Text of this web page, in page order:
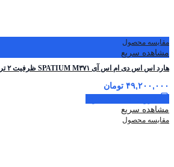
مقایسه محصول
مشاهده سریع
هارد اس اس دی ام اس آی SPATIUM M۳۷۱ ظرفیت ۲ ترابایت
۴۹,۲۰۰,۰۰۰ تومان
مشاهده سریع
مقایسه محصول